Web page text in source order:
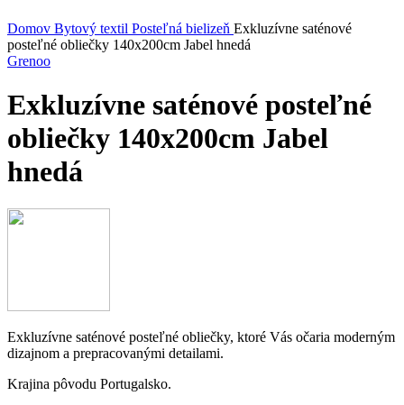
Domov Bytový textil Posteľná bielizeň Exkluzívne saténové
posteľné obliečky 140x200cm Jabel hnedá
Grenoo
Exkluzívne saténové posteľné
obliečky 140x200cm Jabel
hnedá
Exkluzívne saténové posteľné obliečky, ktoré Vás očaria moderným
dizajnom a prepracovanými detailami.
Krajina pôvodu Portugalsko.